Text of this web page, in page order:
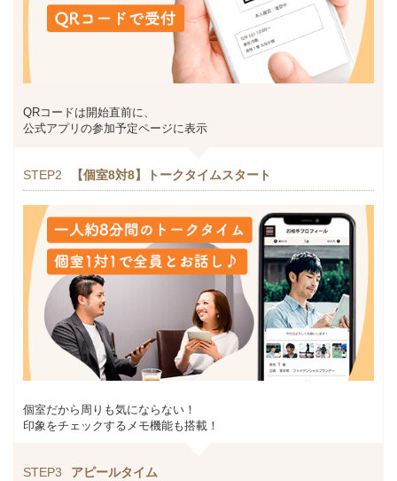
QRコードは開始直前に、
公式アプリの参加予定ページに表示
STEP2 【個室8対8】トークタイムスタート
個室だから周りも気にならない！
印象をチェックするメモ機能も搭載！
STEP3 アピールタイム